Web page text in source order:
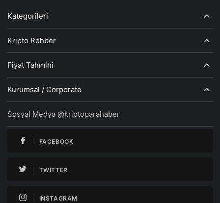
Kategorileri
Kripto Rehber
Fiyat Tahmini
Kurumsal / Corporate
Sosyal Medya @kriptoparahaber
FACEBOOK
TWITTER
INSTAGRAM